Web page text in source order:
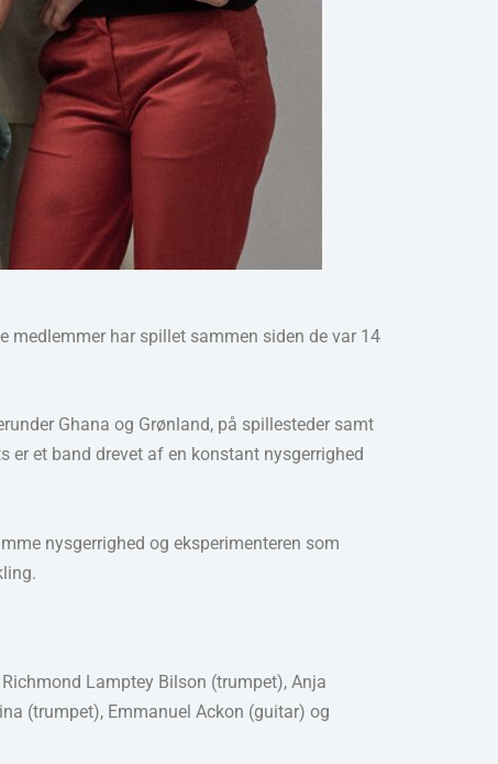
har spillet sammen siden de var 14
Ghana og Grønland, på spillesteder samt
er et band drevet af en konstant nysgerrighed
nysgerrighed og eksperimenteren som
Lamptey Bilson (trumpet), Anja
(trumpet), Emmanuel Ackon (guitar) og